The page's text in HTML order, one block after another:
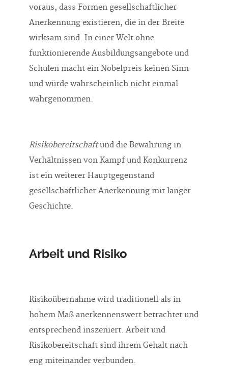
voraus, dass Formen gesellschaftlicher
Anerkennung existieren, die in der Breite
wirksam sind. In einer Welt ohne
funktionierende Ausbildungsangebote und
Schulen macht ein Nobelpreis keinen Sinn
und würde wahrscheinlich nicht einmal
wahrgenommen.
Risikobereitschaftund die Bewährung in
Verhältnissen von Kampf und Konkurrenz
ist ein weiterer Hauptgegenstand
gesellschaftlicher Anerkennung mit langer
Geschichte.
Arbeit und Risiko
Risikoübernahme wird traditionell als in
hohem Maß anerkennenswert betrachtet und
entsprechend inszeniert. Arbeit und
Risikobereitschaft sind ihrem Gehalt nach
eng miteinander verbunden.